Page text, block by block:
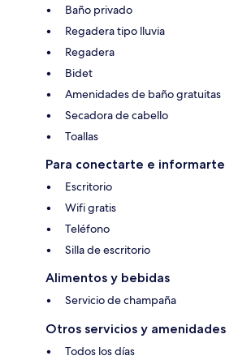
Baño privado
Regadera tipo lluvia
Regadera
Bidet
Amenidades de baño gratuitas
Secadora de cabello
Toallas
Para conectarte e informarte
Escritorio
Wifi gratis
Teléfono
Silla de escritorio
Alimentos y bebidas
Servicio de champaña
Otros servicios y amenidades
Todos los días